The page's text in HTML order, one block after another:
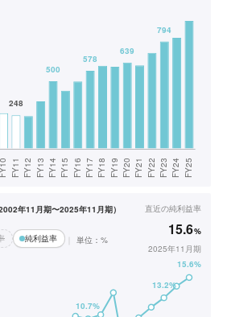
年11月期〜2025年11月期）
純利益率 単位：%
直近の純利益率
15.6%
2025年11月期